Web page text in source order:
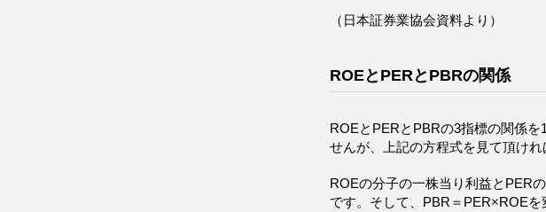
（日本証券業協会資料より）
ROEとPERとPBRの関係
ROEとPERとPBRの3指標の関係
せんが、上記の方程式を見て頂けれ
ROEの分子の一株当り利益とPER
です。そして、PBR＝PER×ROE